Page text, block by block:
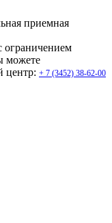
приемная
ограничением
можете
центр: + 7 (3452) 38-62-00